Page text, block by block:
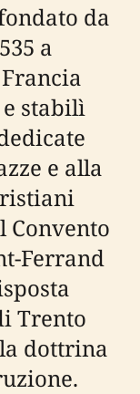
da
a
stabilì
e alla
Convento
Ferrand
Trento
dottrina